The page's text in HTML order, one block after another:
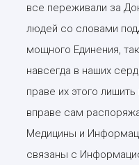
все переживали за
людей со словами
мощного Единения,
навсегда в наших
праве их этого
вправе сам
Медицины и
связаны с